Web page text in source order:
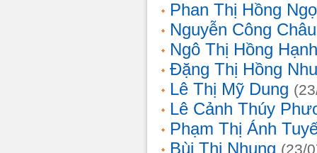
Phan Thị Hồng
Nguyễn Công Châu
Ngô Thị Hồng Hạnh
Đặng Thị Hồng
Lê Thị Mỹ Dung
Lê Cảnh Thúy
Phạm Thị Ánh
Bùi Thị Nhung (23/